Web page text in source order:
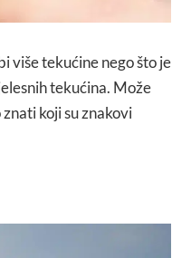
više tekućine nego što je
tekućina. Može
koji su znakovi